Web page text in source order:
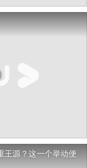
王源？这一个举动便